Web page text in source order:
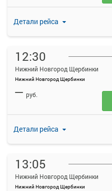
Детали рейса
12:30
Нижний Новгород Щербинки
Нижний Новгород Щербинки
Детали рейса
— руб.
13:05
Нижний Новгород Щербинки
Нижний Новгород Щербинки